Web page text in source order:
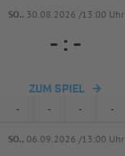
SO.. 30.08.2026 /13:00 Uhr
- : -
ZUM SPIEL
- - - -
SO.. 06.09.2026 /13:00 Uhr